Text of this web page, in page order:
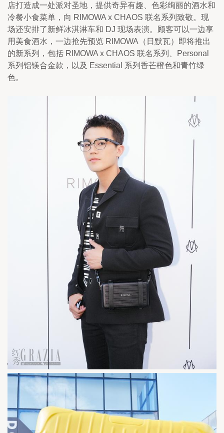
店打造成一处派对圣地，提供奇异有趣、色彩绚丽的酒水和
冷餐小食菜单，向 RIMOWA x CHAOS 联名系列致敬。现
场还安排了新鲜冰淇淋车和 DJ 现场表演。顾客可以一边享
用美食酒水，一边抢先预览 RIMOWA（日默瓦）即将推出
的新系列，包括 RIMOWA x CHAOS 联名系列、Personal
系列铝镁合金款，以及 Essential 系列香芒橙色和青竹绿
色。